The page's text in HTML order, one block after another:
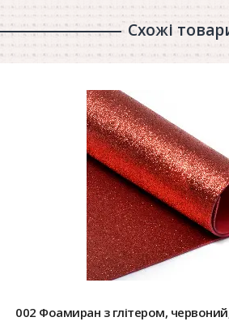
Схожі
002 Фоамиран з глітером,